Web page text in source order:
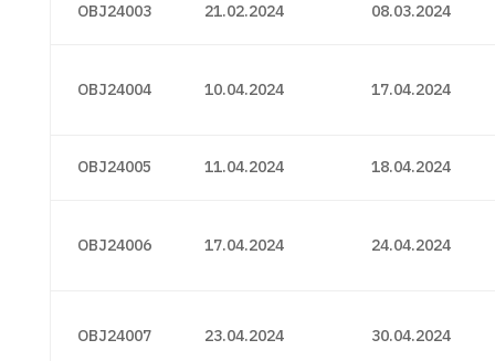
OBJ24003 21.02.2024 08.03.2024
OBJ24004 10.04.2024 17.04.2024
OBJ24005 11.04.2024 18.04.2024
OBJ24006 17.04.2024 24.04.2024
OBJ24007 23.04.2024 30.04.2024